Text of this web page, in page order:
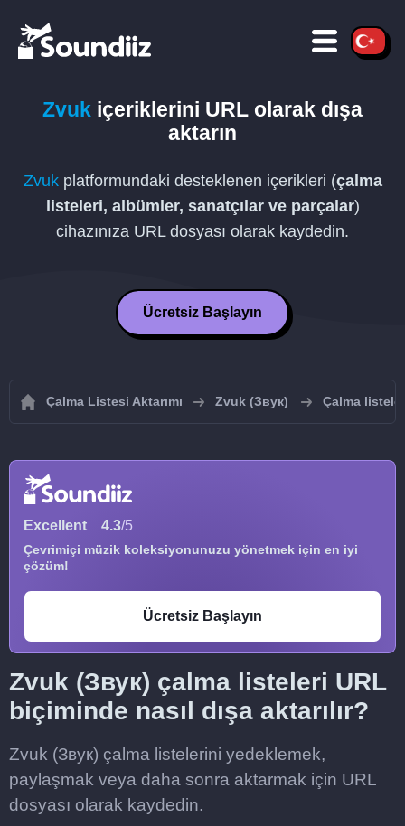
Zvuk içeriklerini URL olarak dışa
aktarın
Zvukplatformundaki desteklenen içerikleri (çalma
listeleri, albümler, sanatçılar ve parçalar)
cihazınıza URLdosyası olarak kaydedin.
Ücretsiz Başlayın
Çalma Listesi Aktarımı Zvuk (Звук) Çalma
Excellent 4.3/5
Çevrimiçi müzik koleksiyonunuzu yönetmek için en iyi
çözüm!
Ücretsiz Başlayın
Zvuk (Звук) çalma listeleri URL
biçiminde nasıl dışa aktarılır?
Zvuk (Звук) çalma listelerini yedeklemek,
paylaşmak veya daha sonra aktarmak için URL
dosyası olarak kaydedin.